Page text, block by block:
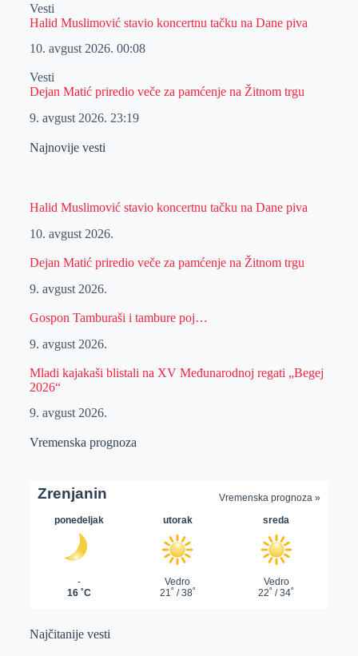
Vesti
Halid Muslimović stavio koncertnu tačku na Dane piva
10. avgust 2026. 00:08
Vesti
Dejan Matić priredio veče za pamćenje na Žitnom trgu
9. avgust 2026. 23:19
Najnovije vesti
Halid Muslimović stavio koncertnu tačku na Dane piva
10. avgust 2026.
Dejan Matić priredio veče za pamćenje na Žitnom trgu
9. avgust 2026.
Gospon Tamburaši i tambure poj…
9. avgust 2026.
Mladi kajakaši blistali na XV Međunarodnoj regati „Begej
2026“
9. avgust 2026.
Vremenska prognoza
Najčitanije vesti